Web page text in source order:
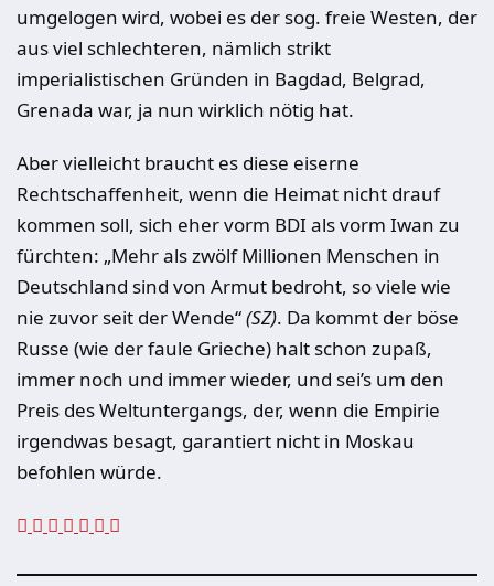
umgelogen wird, wobei es der sog. freie Westen, der
aus viel schlechteren, nämlich strikt
imperialistischen Gründen in Bagdad, Belgrad,
Grenada war, ja nun wirklich nötig hat.
Aber vielleicht braucht es diese eiserne
Rechtschaffenheit, wenn die Heimat nicht drauf
kommen soll, sich eher vorm BDI als vorm Iwan zu
fürchten: „Mehr als zwölf Millionen Menschen in
Deutschland sind von Armut bedroht, so viele wie
nie zuvor seit der Wende“(SZ). Da kommt der böse
Russe (wie der faule Grieche) halt schon zupaß,
immer noch und immer wieder, und sei’s um den
Preis des Weltuntergangs, der, wenn die Empirie
irgendwas besagt, garantiert nicht in Moskau
befohlen würde.